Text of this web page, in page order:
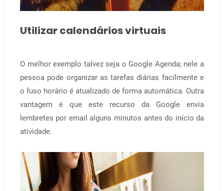
Utilizar calendários virtuais
O melhor exemplo talvez seja o Google Agenda; nele a
pessoa pode organizar as tarefas diárias facilmente e
o fuso horário é atualizado de forma automática. Outra
vantagem é que este recurso da Google envia
lembretes por email alguns minutos antes do início da
atividade.